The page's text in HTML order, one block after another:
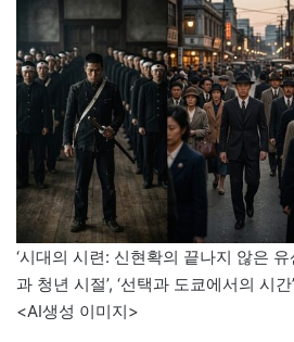
‘시대의 시련: 신현확의 끝나지 않은 유
과 청년 시절’, ‘선택과 도쿄에서의 시간
<AI생성 이미지>